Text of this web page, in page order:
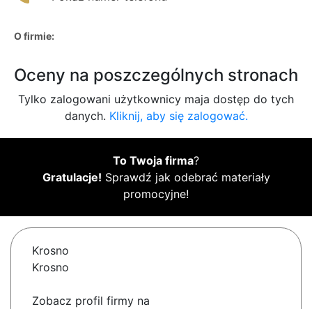
O firmie:
Oceny na poszczególnych stronach
Tylko zalogowani użytkownicy maja dostęp do tych
danych. Kliknij, aby się zalogować.
To Twoja firma?
Gratulacje! Sprawdź jak odebrać materiały
promocyjne!
Krosno
Krosno
Zobacz profil firmy na